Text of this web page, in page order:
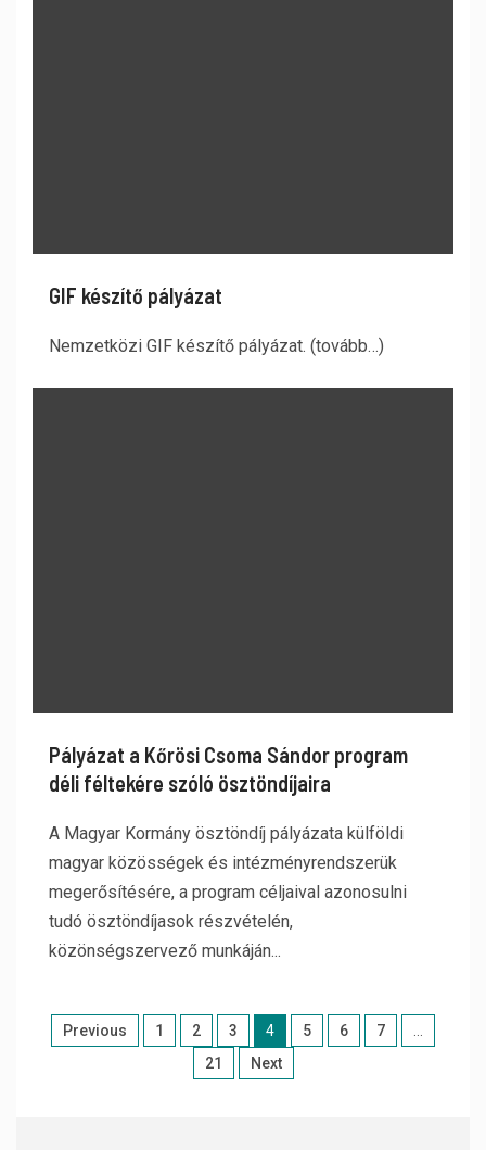
GIF készítő pályázat
Nemzetközi GIF készítő pályázat. (tovább…)
Pályázat a Kőrösi Csoma Sándor program
déli féltekére szóló ösztöndíjaira
A Magyar Kormány ösztöndíj pályázata külföldi
magyar közösségek és intézményrendszerük
megerősítésére, a program céljaival azonosulni
tudó ösztöndíjasok részvételén,
közönségszervező munkáján...
Previous 1 2 3 4 5 6 7
21
Next